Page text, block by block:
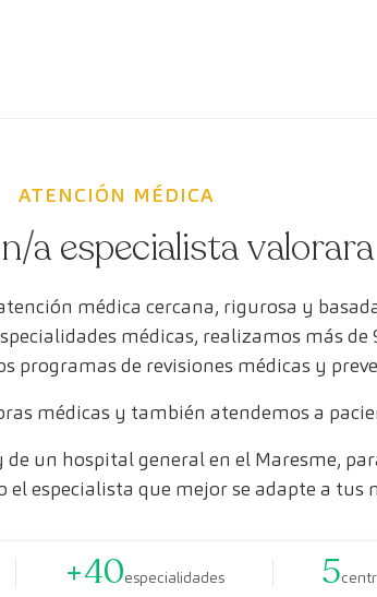
ATENCIÓN MÉDICA
a especialista
médica cercana, rigurosa y
médicas, realizamos más de
programas de revisiones médicas y
médicas y también atendemos a
un hospital general en el Maresme,
especialista que mejor se adapte a tus
+40especialidades 5